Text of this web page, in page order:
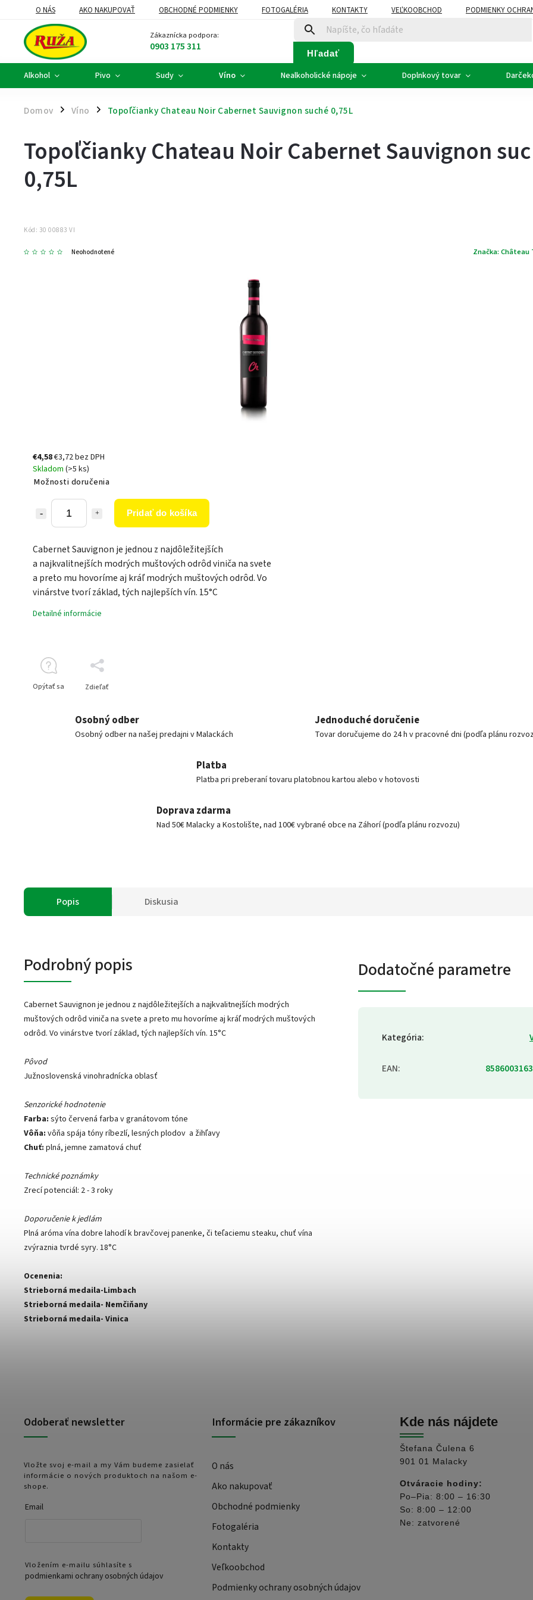
O NÁS AKO NAKUPOVAŤ OBCHODNÉ PODMIENKY FOTOGALÉRIA KONTAKTY VEĽKOOBCHOD
PODMIENKY
DARČEKOVÉ KOŠE A FIREMNÉ DARČEKY
SVADOBNÉ VÍNO - ETIKETY
PLÁN ROZVOZU
Zákaznícka podpora:
0903 175 311 Hľadať
Alkohol Pivo Sudy Víno Nealkoholické nápoje Doplnkový tovar
Domov / Víno / Topoľčianky Chateau Noir Cabernet Sauvignon suché 0,75L
Topoľčianky Chateau Noir Cabernet Sauvignon
0,75L
Kód: 30 00883 VI
Neohodnotené Značka: Château
€4,58€3,72 bez DPH
Skladom (>5 ks)
Možnosti doručenia
Pridať do košíka
Cabernet Sauvignon je jednou z najdôležitejších
a najkvalitnejších modrých muštových odrôd viniča na svete
a preto mu hovoríme aj kráľ modrých muštových odrôd. Vo
vinárstve tvorí základ, tých najlepších vín. 15°C
Detailné informácie
Opýtať sa Zdieľať
Osobný odber
Osobný odber na našej predajni v Malackách
Jednoduché doručenie
Tovar doručujeme do 24 h v pracovné dni (podľa plánu
Platba
Platba pri preberaní tovaru platobnou kartou alebo v hotovosti
Doprava zdarma
Nad 50€ Malacky a Kostolište, nad 100€ vybrané obce na Záhorí (podľa plánu rozvozu)
Popis Diskusia
Podrobný popis
Cabernet Sauvignon je jednou z najdôležitejších a najkvalitnejších modrých
muštových odrôd viniča na svete a preto mu hovoríme aj kráľ modrých muštových
odrôd. Vo vinárstve tvorí základ, tých najlepších vín. 15°C
Pôvod
Južnoslovenská vinohradnícka oblasť
Senzorické hodnotenie
Farba: sýto červená farba v granátovom tóne
Vôňa: vôňa spája tóny ríbezlí, lesných plodov a žihľavy
Chuť: plná, jemne zamatová chuť
Technické poznámky
Zrecí potenciál: 2 - 3 roky
Doporučenie k jedlám
Plná aróma vína dobre lahodí k bravčovej panenke, či teľaciemu steaku, chuť vína
zvýraznia tvrdé syry. 18°C
Ocenenia:
Strieborná medaila-Limbach
Strieborná medaila- Nemčiňany
Strieborná medaila- Vinica
Dodatočné parametre
Kategória:
EAN:
Odoberať newsletter
Vložte svoj e-mail a my Vám budeme zasielať
informácie o nových produktoch na našom e-
shope.
Email
Vložením e-mailu súhlasíte s
podmienkami ochrany osobných údajov
Informácie pre zákazníkov
O nás
Ako nakupovať
Obchodné podmienky
Fotogaléria
Kontakty
Veľkoobchod
Podmienky ochrany osobných údajov
Kde nás nájdete
Štefana Čulena 6
901 01 Malacky
Otváracie hodiny:
Po–Pia: 8:00 – 16:30
So: 8:00 – 12:00
Ne: zatvorené